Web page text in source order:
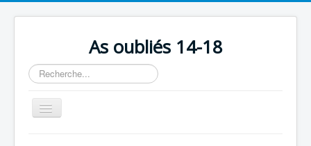
As oubliés 14-18
Rechercher
Basculer
la